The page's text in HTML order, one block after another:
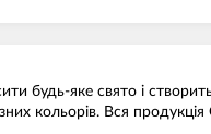
будь-яке свято і
кольорів. Вся продукція